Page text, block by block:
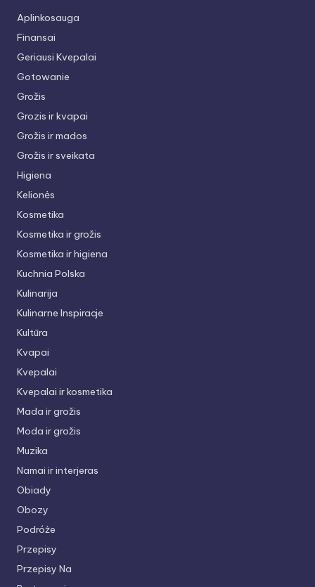
Aplinkosauga
Finansai
Geriausi Kvepalai
Gotowanie
Grožis
Grozis ir kvapai
Grožis ir mados
Grožis ir sveikata
Higiena
Kelionės
Kosmetika
Kosmetika ir grožis
Kosmetika ir higiena
Kuchnia Polska
Kulinarija
Kulinarne Inspiracje
Kultūra
Kvapai
Kvepalai
Kvepalai ir kosmetika
Mada ir grožis
Moda ir grožis
Muzika
Namai ir interjeras
Obiady
Obozy
Podróże
Przepisy
Przepisy Na